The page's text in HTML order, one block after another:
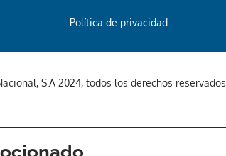
Política de privacidad
S.A 2024, todos los derechos reservados